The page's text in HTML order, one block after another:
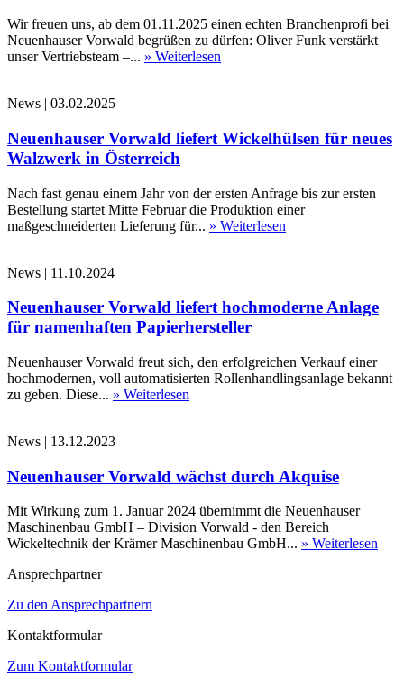
Wir freuen uns, ab dem 01.11.2025 einen echten Branchenprofi bei
Neuenhauser Vorwald begrüßen zu dürfen: Oliver Funk verstärkt
unser Vertriebsteam –... » Weiterlesen
News | 03.02.2025
Neuenhauser Vorwald liefert Wickelhülsen für neues
Walzwerk in Österreich
Nach fast genau einem Jahr von der ersten Anfrage bis zur ersten
Bestellung startet Mitte Februar die Produktion einer
maßgeschneiderten Lieferung für... » Weiterlesen
News | 11.10.2024
Neuenhauser Vorwald liefert hochmoderne Anlage
für namenhaften Papierhersteller
Neuenhauser Vorwald freut sich, den erfolgreichen Verkauf einer
hochmodernen, voll automatisierten Rollenhandlingsanlage bekannt
zu geben. Diese... » Weiterlesen
News | 13.12.2023
Neuenhauser Vorwald wächst durch Akquise
Mit Wirkung zum 1. Januar 2024 übernimmt die Neuenhauser
Maschinenbau GmbH – Division Vorwald - den Bereich
Wickeltechnik der Krämer Maschinenbau GmbH... » Weiterlesen
Ansprechpartner
Zu den Ansprechpartnern
Kontaktformular
Zum Kontaktformular